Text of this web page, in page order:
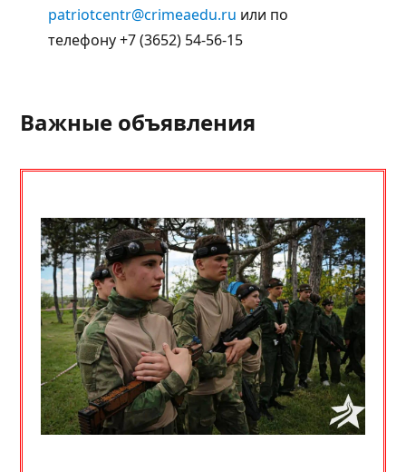
patriotcentr@crimeaedu.ru или по
телефону +7 (3652) 54-56-15
Важные объявления